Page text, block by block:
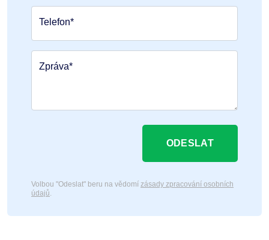
Telefon*
Zpráva*
ODESLAT
Volbou "Odeslat" beru na vědomí zásady zpracování osobních
údajů.